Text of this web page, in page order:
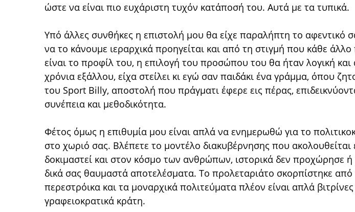
ώστε να είναι πιο ευχάριστη τυχόν κατάποσή του. Αυτά με τα τυπικά.
Υπό άλλες συνθήκες η επιστολή μου θα είχε παραλήπτη το αφεντικό
να το κάνουμε ιεραρχικά προηγείται και από τη στιγμή που κάθε
είναι το προφίλ του, η επιλογή του προσώπου του θα ήταν λογική
χρόνια εξάλλου, είχα στείλει κι εγώ σαν παιδάκι ένα γράμμα, όπου
του Sport Billy, αποστολή που πράγματι έφερε εις πέρας,
συνέπεια και μεθοδικότητα.
Φέτος όμως η επιθυμία μου είναι απλά να ενημερωθώ για το
στο χωριό σας. Βλέπετε το μοντέλο διακυβέρνησης που ακολουθείται
δοκιμαστεί και στον κόσμο των ανθρώπων, ιστορικά δεν προχώρησε ή
δικά σας θαυμαστά αποτελέσματα. Το προλεταριάτο σκορπίστηκε
περεστρόικα και τα μοναρχικά πολιτεύματα πλέον είναι απλά
γραφειοκρατικά κράτη.